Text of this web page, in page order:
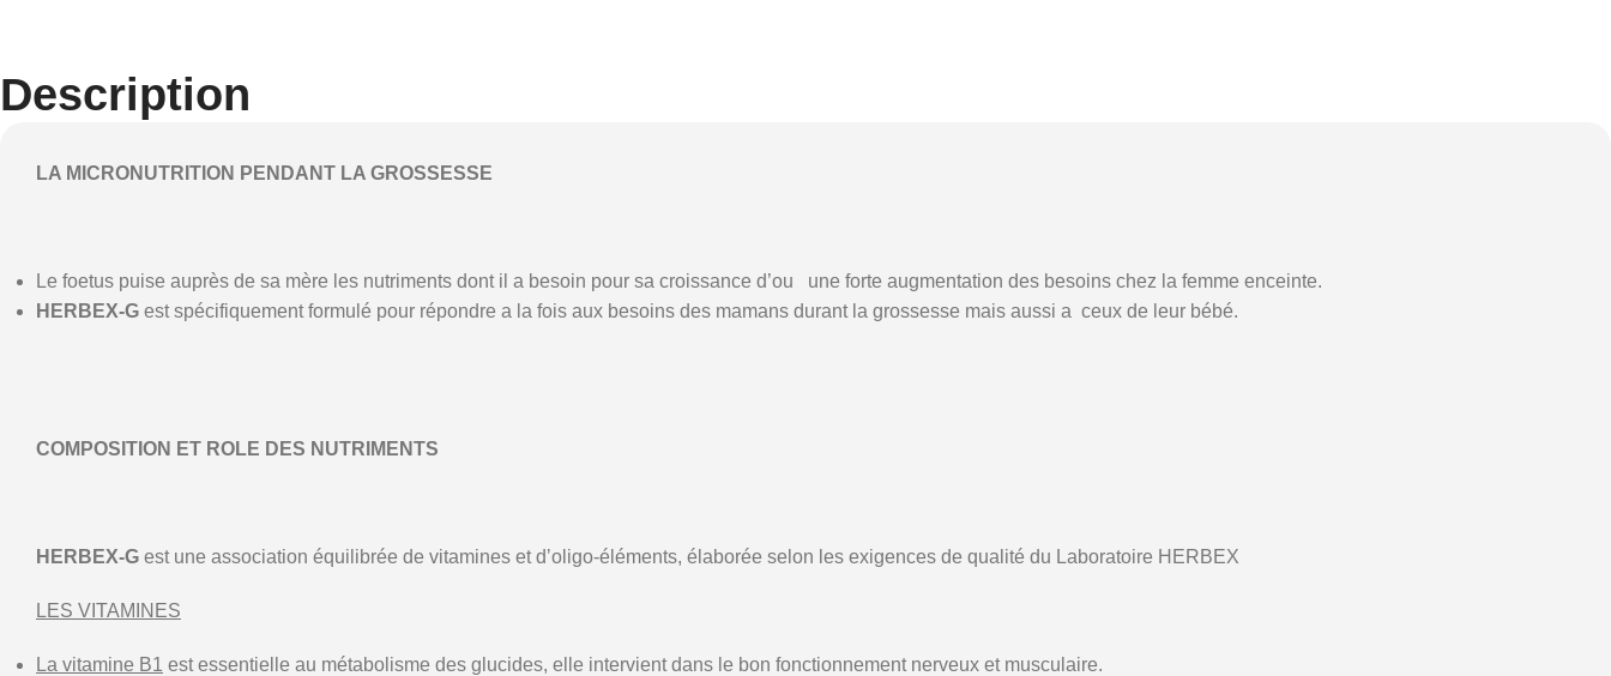
Description
LA MICRONUTRITION PENDANT LA GROSSESSE
Le foetus puise auprès de sa mère les nutriments dont il a besoin pour sa croissance d’ou une forte augmentation des besoins chez la femme enceinte.
HERBEX-G est spécifiquement formulé pour répondre a la fois aux besoins des mamans durant la grossesse mais aussi a ceux de leur bébé.
COMPOSITION ET ROLE DES NUTRIMENTS
HERBEX-G est une association équilibrée de vitamines et dʼoligo-éléments, élaborée selon les exigences de qualité du Laboratoire HERBEX
LES VITAMINES
La vitamine B1 est essentielle au métabolisme des glucides, elle intervient dans le bon fonctionnement nerveux et musculaire.